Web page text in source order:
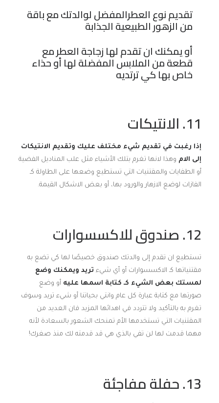
تقديم نوع العطرالمفضل لوالدتك مع باقة
من الزهور الطبيعية الجذابة
أو يمكنك ان تقدم لها زجاجة العطر مع
قطعة من الملابس المفضلة لها أو حذاء
خاص بها كي ترتديه
11. الانتيكات
إذا رغبت في تقديم شيء مختلف عليك وتقديم الانتيكات
إلى الام وهذا لانها تغرم بتلك الأشياء مثل علب المناديل الفضية
أو الطفايات والمقتنيات التي تستطيع وضعها على الطاولة كـ
الفازات لوضع الازهار والورود بها، أو بعض الاشكال القيمة.
12. صندوق للاكسسوارات
تستطيع ان تقدم إلى والدتك صندوق خصيصًا لها كي تضع به
مقتنياتها كـ الاكسسوارات أو أي شيء تريد ويمكنك وضع
لمستك بعض الشيء كـ كتابة اسمها عليه أو وضع
صورتها مع كتابة عبارة كل عام وانتي بحياتنا أو شيء تريد وسوف
تغرم به بالتأكيد ولا تتردد في اهدائها المزيد فان العديد من
المقتنيات التي تستخدمها الأم تمنحك الشعور بالسعادة لأنه
مهما قدمت لها لن تفي بالذي هي قد قدمته لك منذ صغرك!
13. حفلة مفاجئة